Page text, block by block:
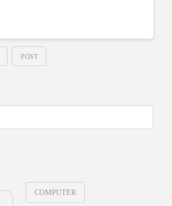
POST
COMPUTER